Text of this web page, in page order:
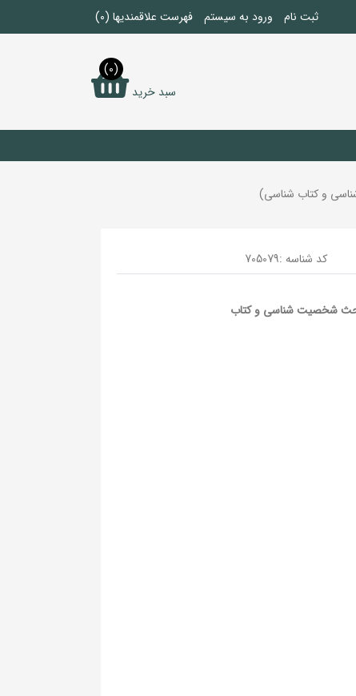
ثبت نام ورود به سیستم فهرست علاقمندیها (0)
سبد خرید
(0)
کد شناسه :705079
(مقالات و مباحث شخصیت ‌شناسی و کتاب‌